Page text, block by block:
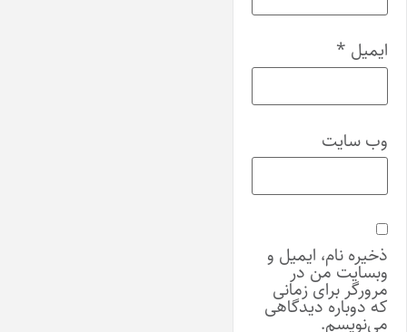
ایمیل *
وب‌ سایت
ذخیره نام، ایمیل و
وبسایت من در
مرورگر برای زمانی
که دوباره دیدگاهی
می‌نویسم.